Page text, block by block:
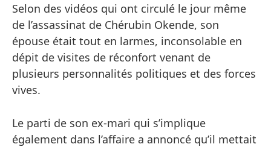
Selon des vidéos qui ont circulé le jour même
de l’assassinat de Chérubin Okende, son
épouse était tout en larmes, inconsolable en
dépit de visites de réconfort venant de
plusieurs personnalités politiques et des forces
vives.
Le parti de son ex-mari qui s’implique
également dans l’affaire a annoncé qu’il mettait